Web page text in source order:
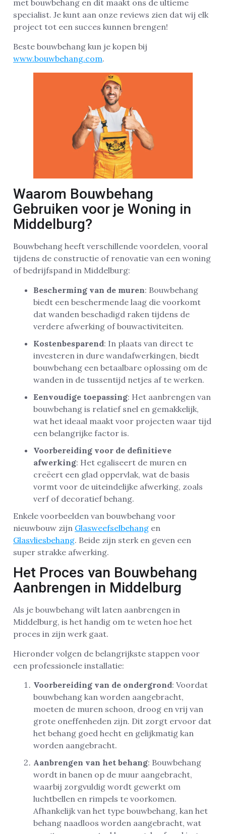
met bouwbehang en dit maakt ons de ultieme
specialist. Je kunt aan onze reviews zien dat wij elk
project tot een succes kunnen brengen!
Beste bouwbehang kun je kopen bij
www.bouwbehang.com.
Waarom Bouwbehang
Gebruiken voor je Woning in
Middelburg?
Bouwbehang heeft verschillende voordelen, vooral
tijdens de constructie of renovatie van een woning
of bedrijfspand in Middelburg:
Bescherming van de muren: Bouwbehang
biedt een beschermende laag die voorkomt
dat wanden beschadigd raken tijdens de
verdere afwerking of bouwactiviteiten.
Kostenbesparend: In plaats van direct te
investeren in dure wandafwerkingen, biedt
bouwbehang een betaalbare oplossing om de
wanden in de tussentijd netjes af te werken.
Eenvoudige toepassing: Het aanbrengen van
bouwbehang is relatief snel en gemakkelijk,
wat het ideaal maakt voor projecten waar tijd
een belangrijke factor is.
Voorbereiding voor de definitieve
afwerking: Het egaliseert de muren en
creëert een glad oppervlak, wat de basis
vormt voor de uiteindelijke afwerking, zoals
verf of decoratief behang.
Enkele voorbeelden van bouwbehang voor
nieuwbouw zijn Glasweefselbehang en
Glasvliesbehang. Beide zijn sterk en geven een
super strakke afwerking.
Het Proces van Bouwbehang
Aanbrengen in Middelburg
Als je bouwbehang wilt laten aanbrengen in
Middelburg, is het handig om te weten hoe het
proces in zijn werk gaat.
Hieronder volgen de belangrijkste stappen voor
een professionele installatie:
Voorbereiding van de ondergrond: Voordat
bouwbehang kan worden aangebracht,
moeten de muren schoon, droog en vrij van
grote oneffenheden zijn. Dit zorgt ervoor dat
het behang goed hecht en gelijkmatig kan
worden aangebracht.
Aanbrengen van het behang: Bouwbehang
wordt in banen op de muur aangebracht,
waarbij zorgvuldig wordt gewerkt om
luchtbellen en rimpels te voorkomen.
Afhankelijk van het type bouwbehang, kan het
behang naadloos worden aangebracht, wat